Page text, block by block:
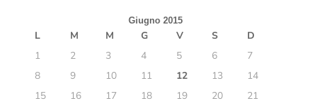
Giugno 2015
L M M G V S
D
1
2 3 4 5 6
7
8
9 10 11 12 13
14
15
16 17 18 19 20
21